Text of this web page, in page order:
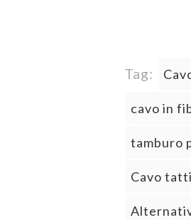
Tag:
cavo in
tamburo
Cavo